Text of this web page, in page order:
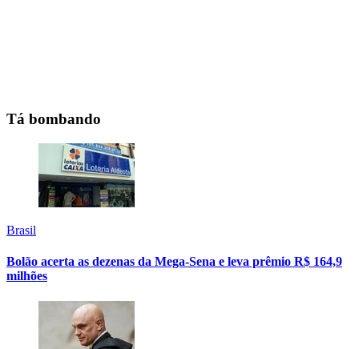
Tá bombando
Brasil
Bolão acerta as dezenas da Mega-Sena e leva prêmio R$ 164,9
milhões